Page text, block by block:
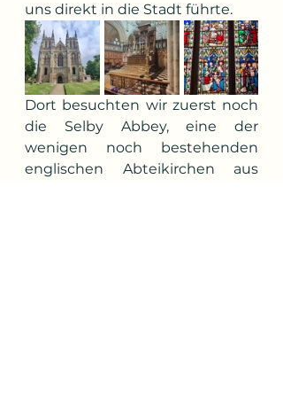
uns direkt in die Stadt führte.
Dort besuchten wir zuerst noch
die Selby Abbey, eine der
wenigen noch bestehenden
englischen Abteikirchen aus